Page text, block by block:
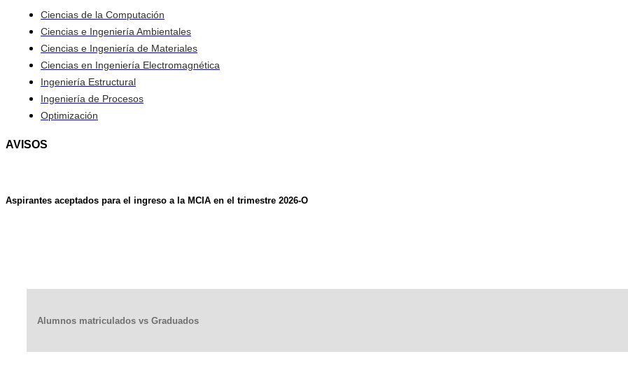
Ciencias de la Computación
Ciencias e Ingeniería Ambientales
Ciencias e Ingeniería de Materiales
Ciencias en Ingeniería Electromagnética
Ingeniería Estructural
Ingeniería de Procesos
Optimización
AVISOS
Aspirantes aceptados para el ingreso a la MCIA en el trimestre 2026-O
Alumnos matriculados vs Graduados